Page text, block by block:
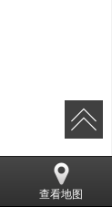
查看地图